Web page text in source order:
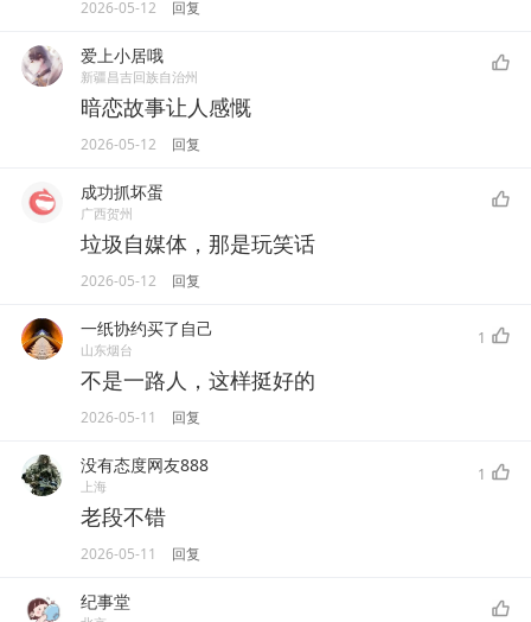
2026-05-12 回复
爱上小居哦
新疆昌吉回族自治州
暗恋故事让人感慨
2026-05-12 回复
成功抓坏蛋
广西贺州
垃圾自媒体，那是玩笑话
2026-05-12 回复
一纸协约买了自己
山东烟台
1
不是一路人，这样挺好的
2026-05-11 回复
没有态度网友888
上海
1
老段不错
2026-05-11 回复
纪事堂